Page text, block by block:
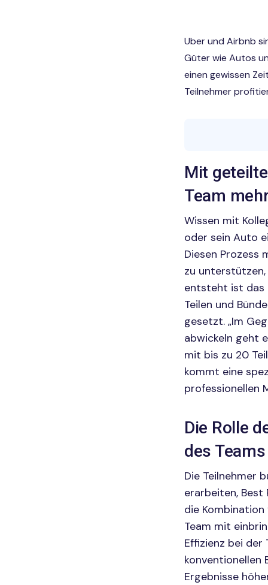
Uber und Airbnb
Güter wie Autos
einen gewissen
Teilnehmer
Mit
Team
Wissen mit
oder sein Auto
Diesen Prozess
zu
entsteht ist das
Teilen und
gesetzt. „Im
abwickeln geht
mit bis zu 20
kommt eine
professionellen
Die Rolle
des Teams
Die Teilnehmer
erarbeiten, Best
die Kombination
Team mit
Effizienz bei der
konventionellen
Ergebnisse